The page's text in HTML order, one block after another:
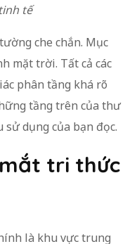
tế
che chắn. Mục
mặt trời. Tất cả các
phân tầng khá rõ
tầng trên của thư
dụng của bạn đọc.
mắt tri thức
là khu vực trung